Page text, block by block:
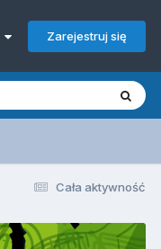
Zarejestruj się
Cała aktywność